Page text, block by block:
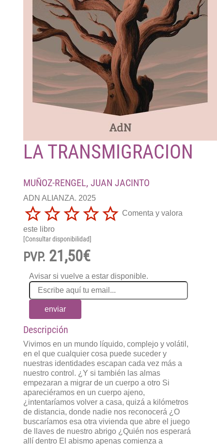
LA TRANSMIGRACION
MUÑOZ-RENGEL, JUAN JACINTO
ADN ALIANZA. 2025
Comenta y valora
este libro
[Consultar disponibilidad]
PVP. 21,50€
Avisar si vuelve a estar disponible.
enviar
Descripción
Vivimos en un mundo líquido, complejo y volátil,
en el que cualquier cosa puede suceder y
nuestras identidades escapan cada vez más a
nuestro control. ¿Y si también las almas
empezaran a migrar de un cuerpo a otro Si
apareciéramos en un cuerpo ajeno,
¿intentaríamos volver a casa, quizá a kilómetros
de distancia, donde nadie nos reconocerá ¿O
buscaríamos esa otra vivienda que abre el juego
de llaves de nuestro abrigo ¿Quién nos esperará
allí dentro El abismo apenas comienza a